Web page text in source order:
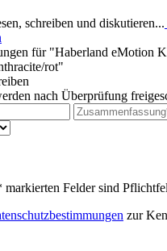
schreiben und diskutieren...
für "Haberland eMotion
rot"
nach Überprüfung
Felder sind
zur